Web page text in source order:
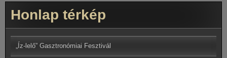
Honlap térkép
„Íz-lelő” Gasztronómiai Fesztivál